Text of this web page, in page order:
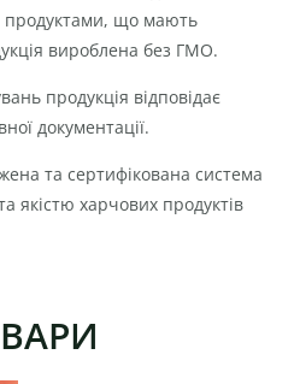
продуктами, що мають
вироблена без ГМО.
продукція відповідає
документації.
та сертифікована система
якістю харчових продуктів